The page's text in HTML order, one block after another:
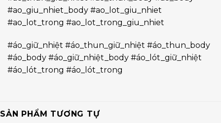
#ao_giu_nhiet_body #ao_lot_giu_nhiet
#ao_lot_trong #ao_lot_trong_giu_nhiet
#áo_giữ_nhiệt #áo_thun_giữ_nhiệt #áo_thun_body
#áo_body #áo_giữ_nhiệt_body #áo_lót_giữ_nhiệt
#áo_lót_trong #áo_lót_trong
SẢN PHẨM TƯƠNG TỰ